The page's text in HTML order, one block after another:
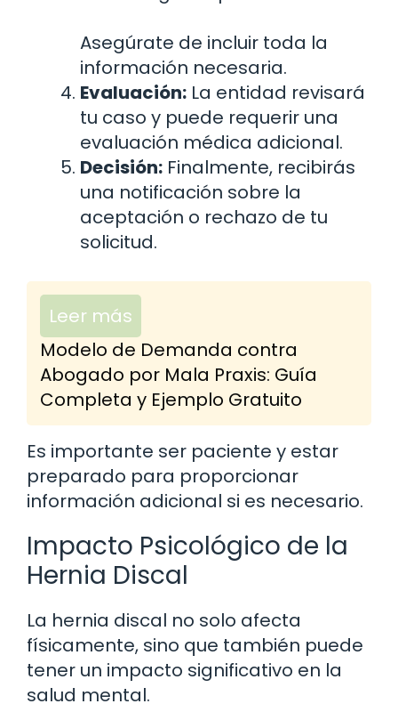
Asegúrate de incluir toda la
información necesaria.
Evaluación: La entidad revisará
tu caso y puede requerir una
evaluación médica adicional.
Decisión: Finalmente, recibirás
una notificación sobre la
aceptación o rechazo de tu
solicitud.
Leer más
Modelo de Demanda contra
Abogado por Mala Praxis: Guía
Completa y Ejemplo Gratuito
Es importante ser paciente y estar
preparado para proporcionar
información adicional si es necesario.
Impacto Psicológico de la
Hernia Discal
La hernia discal no solo afecta
físicamente, sino que también puede
tener un impacto significativo en la
salud mental.